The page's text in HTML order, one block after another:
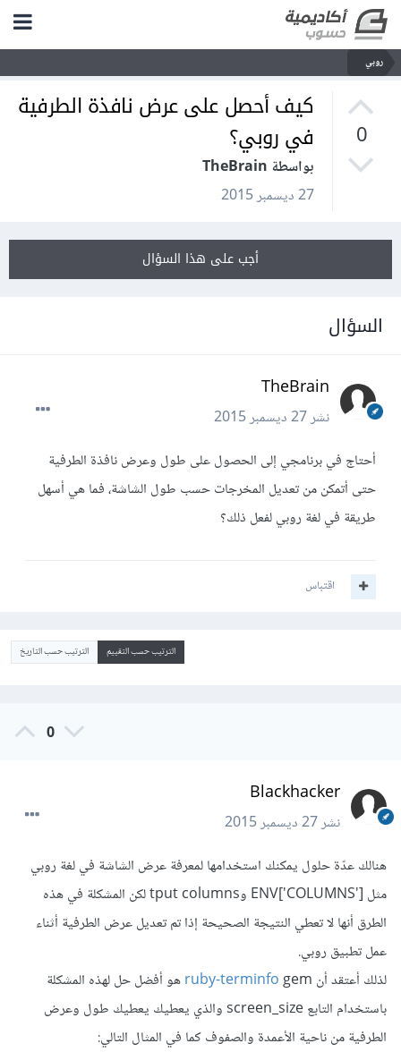
روبي
0
كيف أحصل على عرض نافذة الطرفية
في روبي؟
بواسطة TheBrain
27 ديسمبر 2015
أجب على هذا السؤال
السؤال
TheBrain
نشر27 ديسمبر 2015
أحتاج في برنامجي إلى الحصول على طول وعرض نافذة الطرفية
حتى أتمكن من تعديل المخرجات حسب طول الشاشة، فما هي أسهل
طريقة في لغة روبي لفعل ذلك؟
اقتباس
الترتيب حسب التقييم الترتيب حسب التاريخ
0
Blackhacker
نشر27 ديسمبر 2015
هنالك عدّة حلول يمكنك استخدامها لمعرفة عرض الشاشة في لغة روبي
مثل ENV['COLUMNS'] وtput columns لكن المشكلة في هذه
الطرق أنها لا تعطي النتيجة الصحيحة إذا تم تعديل عرض الطرفية أثناء
عمل تطبيق روبي.
لذلك أعتقد أن
ruby-terminfogem هو أفضل حل لهذه المشكلة
باستخدام التابع screen_size والذي يعطيك يعطيك طول وعرض
الطرفية من ناحية الأعمدة والصفوف كما في المثال التالي: